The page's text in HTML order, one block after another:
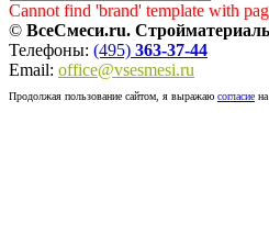
Cannot find 'brand' template with
© ВсеСмеси.ru.
Телефоны: (495) 363-37-44
Email: office@vsesmesi.ru
Продолжая пользование сайтом, я выражаю согласие